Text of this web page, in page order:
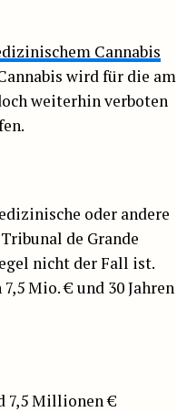
Cannabis
wird für die am
weiterhin verboten
oder andere
de Grande
nicht der Fall ist.
Mio. € und 30 Jahren
7,5 Millionen €